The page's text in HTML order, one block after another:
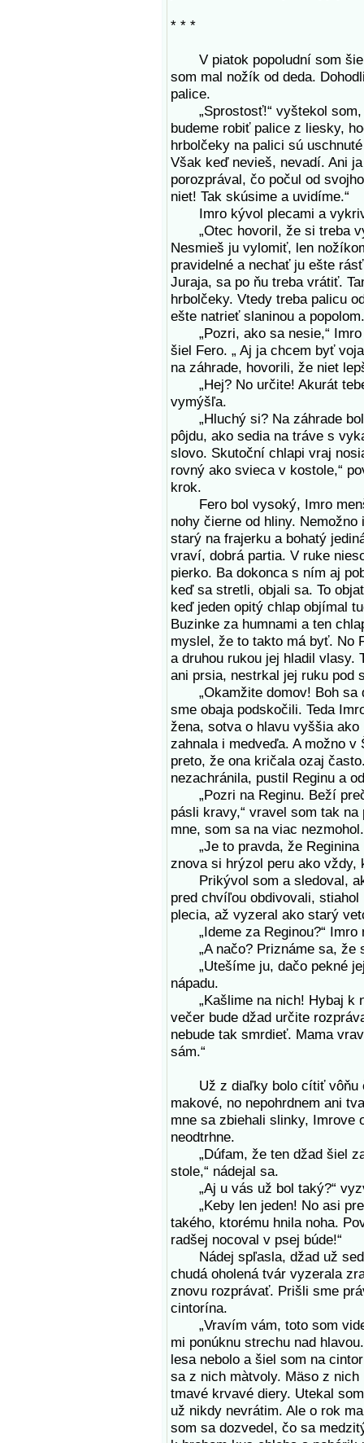
* * *
V piatok popoludní som šiel
som mal nožík od deda.
palice.
„Sprostosť!“ vyštekol som,
budeme robiť palice z liesky,
hrbolčeky na palici sú
Však keď nevieš, nevadí. Ani
porozprával, čo počul od
niet! Tak skúsime a uvidíme.“
Imro kývol plecami a
„Otec hovoril, že si treba
Nesmieš ju vylomiť, len
pravidelné a nechať ju ešte
Juraja, sa po ňu treba vrátiť.
hrbolčeky. Vtedy treba palicu
ešte natrieť slaninou a
„Pozri, ako sa nesie,“ Imro
šiel Fero. „ Aj ja chcem byť
na záhrade, hovorili, že niet
„Hej? No určite! Akurát
vymýšľa.
„Hluchý si? Na záhrade
pôjdu, ako sedia na tráve s
slovo. Skutoční chlapi vraj
rovný ako svieca v kostole,“
krok.
Fero bol vysoký, Imro
nohy čierne od hliny.
starý na frajerku a bohatý
vraví, dobrá partia. V ruke
pierko. Ba dokonca s ním aj
keď sa stretli, objali sa. To
keď jeden opitý chlap objímal
Buzinke za humnami a ten
myslel, že to takto má byť. No
a druhou rukou jej hladil vlasy.
ani prsia, nestrkal jej ruku pod
„Okamžite domov! Boh sa
sme obaja podskočili. Teda
žena, sotva o hlavu vyššia
zahnala i medveďa. A možno
preto, že ona kričala ozaj
nezachránila, pustil Reginu a
„Pozri na Reginu. Beží
pásli kravy,“ vravel som tak
mne, som sa na viac nezmohol.
„Je to pravda, že Reginina
znova si hrýzol peru ako vždy,
Prikývol som a sledoval,
pred chvíľou obdivovali,
plecia, až vyzeral ako starý
„Ideme za Reginou?“ Imro
„A načo? Priznáme sa, že
„Utešíme ju, dačo pekné jej
nápadu.
„Kašlime na nich! Hybaj k
večer bude džad určite
nebude tak smrdieť. Mama
sám.“
Už z diaľky bolo cítiť vôňu
makové, no nepohrdnem ani
mne sa zbiehali slinky,
neodtrhne.
„Dúfam, že ten džad šiel
stole,“ nádejal sa.
„Aj u vás už bol taký?“
„Keby len jeden! No asi
takého, ktorému hnila noha.
radšej nocoval v psej búde!“
Nádej spľasla, džad už
chudá oholená tvár vyzerala
znovu rozprávať. Prišli sme
cintorína.
„Vravím vám, toto som
mi ponúknu strechu nad
lesa nebolo a šiel som na
sa z nich màtvoly. Mäso z
tmavé krvavé diery. Utekal
už nikdy nevrátim. Ale o rok
som sa dozvedel, čo sa